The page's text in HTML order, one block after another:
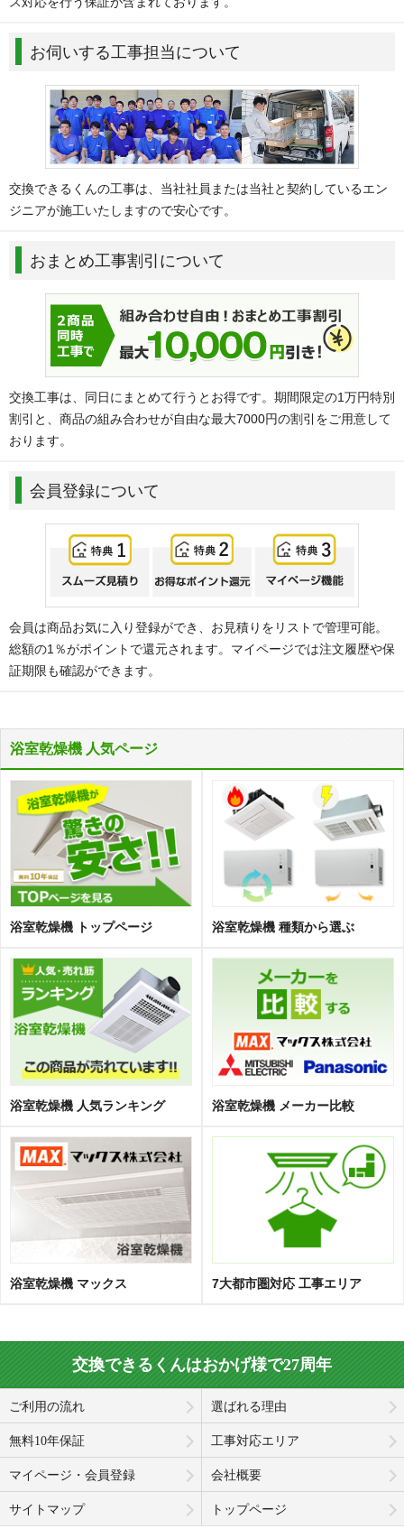
お伺いする工事担当について
交換できるくんの工事は、当社社員または当社と契約しているエン
ジニアが施工いたしますので安心です。
おまとめ工事割引について
交換工事は、同日にまとめて行うとお得です。期間限定の1万円特別
割引と、商品の組み合わせが自由な最大7000円の割引をご用意して
おります。
会員登録について
会員は商品お気に入り登録ができ、お見積りをリストで管理可能。
総額の1％がポイントで還元されます。マイページでは注文履歴や保
証期限も確認ができます。
浴室乾燥機 人気ページ
浴室乾燥機 トップページ 浴室乾燥機 種類から選ぶ
浴室乾燥機 人気ランキング 浴室乾燥機 メーカー比較
浴室乾燥機 マックス 7大都市圏対応 工事エリア
交換できるくんはおかげ様で27周年
ご利用の流れ 選ばれる理由
無料10年保証 工事対応エリア
マイページ・会員登録 会社概要
サイトマップ トップページ